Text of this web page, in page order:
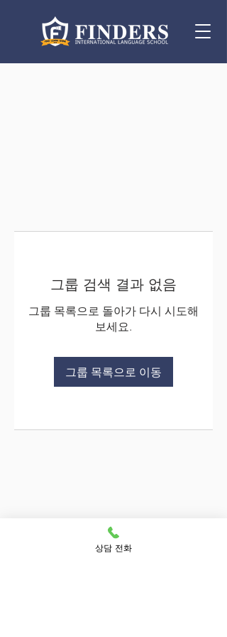
그룹 검색 결과 없음
그룹 목록으로 돌아가 다시 시도해
보세요.
그룹 목록으로 이동
상담 전화